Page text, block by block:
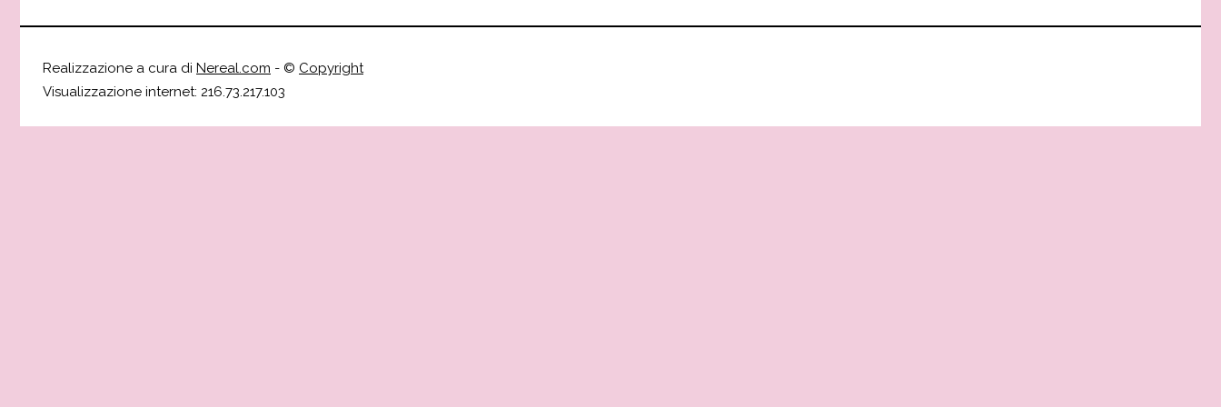
Realizzazione a cura di Nereal.com - © Copyright
Visualizzazione internet: 216.73.217.103